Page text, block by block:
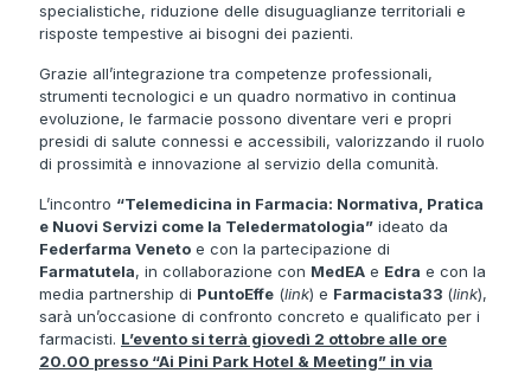
specialistiche, riduzione delle disuguaglianze territoriali e
risposte tempestive ai bisogni dei pazienti.
Grazie all’integrazione tra competenze professionali,
strumenti tecnologici e un quadro normativo in continua
evoluzione, le farmacie possono diventare veri e propri
presidi di salute connessi e accessibili, valorizzando il ruolo
di prossimità e innovazione al servizio della comunità.
L’incontro “Telemedicina in Farmacia: Normativa, Pratica
e Nuovi Servizi come la Teledermatologia” ideato da
Federfarma Veneto e con la partecipazione di
Farmatutela, in collaborazione con MedEA e Edra e con la
media partnership di PuntoEffe (link) e Farmacista33 (link),
sarà un’occasione di confronto concreto e qualificato per i
farmacisti. L’evento si terrà giovedì 2 ottobre alle ore
20.00 presso “Ai Pini Park Hotel & Meeting” in via